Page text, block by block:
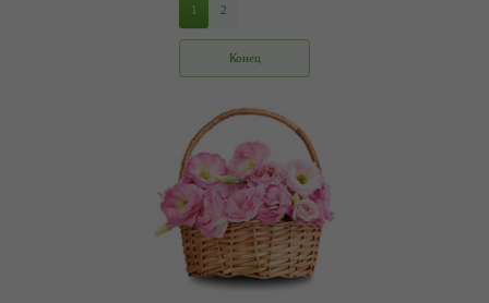
1 2
Конец